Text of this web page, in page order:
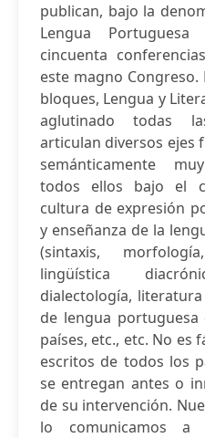
publican, bajo la
Lengua
cincuenta
este magno
bloques, Lengua y
aglutinado todas
articulan diversos ejes
semánticamente
todos ellos bajo el
cultura de expresión
y enseñanza de la
(sintaxis,
lingüística
dialectología,
de lengua
países, etc., etc. No es
escritos de todos los
se entregan antes o
de su intervención.
lo comunicamos a